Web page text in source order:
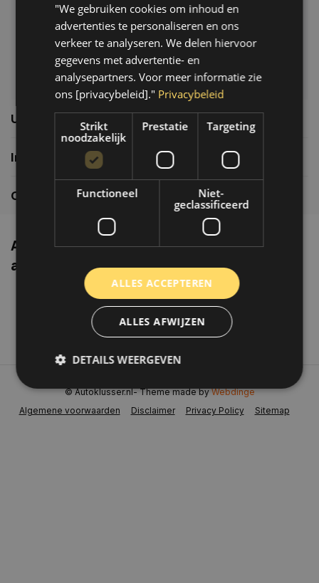
06-39119169
info@autoklusser.nl
Usefull links
Informatie
Contactgegevens
Altijd de nieuwste producten en
aanbiedingen weten?
Abonneer
Algemene voorwaarden Disclaimer Privacy Policy Sitemap
© Autoklusser.nl- Theme made byWebdinge
"We gebruiken cookies om inhoud en
advertenties te personaliseren en ons
verkeer te analyseren. We delen hiervoor
gegevens met advertentie- en
analysepartners. Voor meer informatie zie
ons [privacybeleid]." Privacybeleid
Strikt
noodzakelijk
Prestatie Targeting
Functioneel
Niet-
geclassificeerd
ALLES ACCEPTEREN
ALLES AFWIJZEN
DETAILS WEERGEVEN
Strikt noodzakelijk Prestatie
Targeting